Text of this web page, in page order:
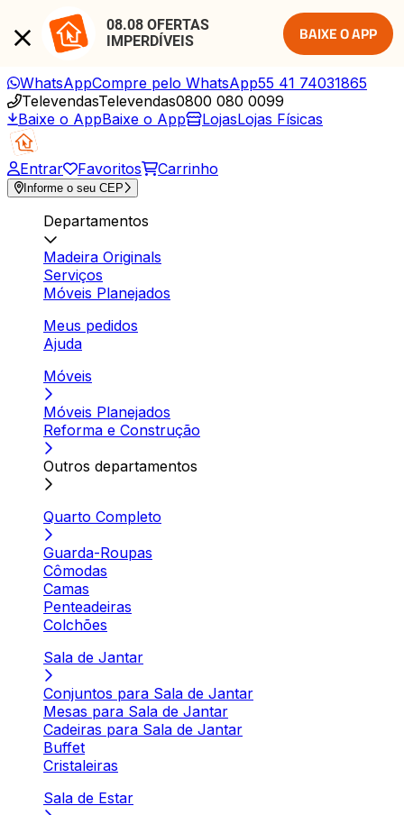
08.08 OFERTAS
IMPERDÍVEIS
BAIXE O APP
WhatsAppCompre pelo WhatsApp55 41 74031865
TelevendasTelevendas0800 080 0099
Baixe o AppBaixe o App LojasLojas Físicas
Entrar Favoritos Carrinho
Informe o seu CEP
Departamentos
Madeira Originals
Serviços
Móveis Planejados
Meus pedidos
Ajuda
Móveis
Móveis Planejados
Reforma e Construção
Outros departamentos
Quarto Completo
Guarda-Roupas
Cômodas
Camas
Penteadeiras
Colchões
Sala de Jantar
Conjuntos para Sala de Jantar
Mesas para Sala de Jantar
Cadeiras para Sala de Jantar
Buffet
Cristaleiras
Sala de Estar